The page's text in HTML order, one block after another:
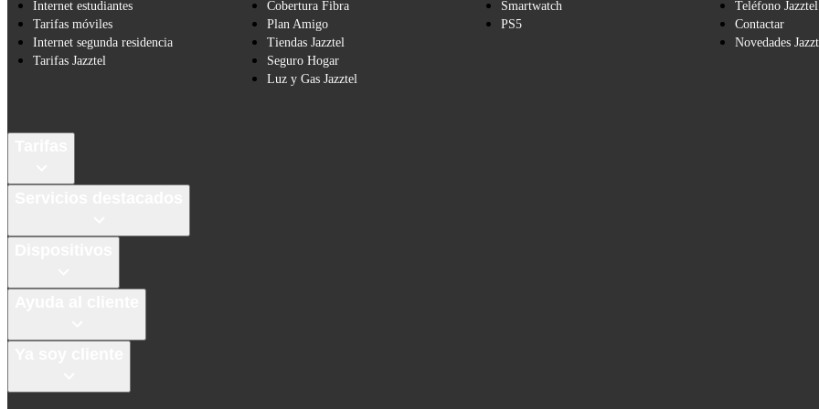
Internet estudiantes
Tarifas móviles
Internet segunda residencia
Tarifas Jazztel
Cobertura Fibra
Plan Amigo
Tiendas Jazztel
Seguro Hogar
Luz y Gas Jazztel
Smartwatch
PS5
Teléfono Jazztel
Contactar
Novedades